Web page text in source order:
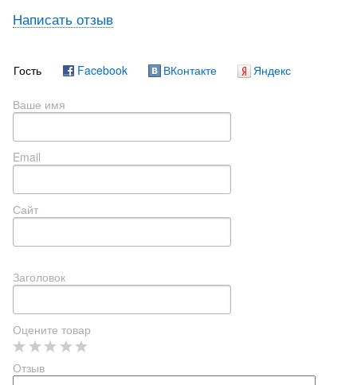
Написать отзыв
Гость Facebook ВКонтакте Яндекс
Ваше имя
Email
Сайт
Заголовок
Оцените товар
Отзыв